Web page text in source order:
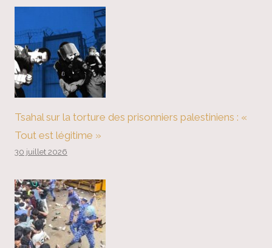
Tsahal sur la torture des prisonniers palestiniens : «
Tout est légitime »
30 juillet 2026